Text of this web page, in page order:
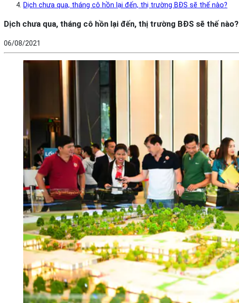
Dịch chưa qua, tháng cô hồn lại đến, thị trường BĐS sẽ thế nào?
Dịch chưa qua, tháng cô hồn lại đến, thị trường BĐS sẽ thế nào?
06/08/2021